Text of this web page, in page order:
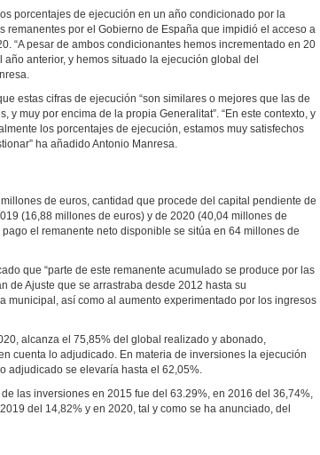
porcentajes de ejecución en un año condicionado por la
remanentes por el Gobierno de España que impidió el acceso a
“A pesar de ambos condicionantes hemos incrementado en 20
anterior, y hemos situado la ejecución global del
estas cifras de ejecución “son similares o mejores que las de
y muy por encima de la propia Generalitat”. “En este contexto, y
los porcentajes de ejecución, estamos muy satisfechos
ha añadido Antonio Manresa.
de euros, cantidad que procede del capital pendiente de
(16,88 millones de euros) y de 2020 (40,04 millones de
el remanente neto disponible se sitúa en 64 millones de
que “parte de este remanente acumulado se produce por las
de Ajuste que se arrastraba desde 2012 hasta su
municipal, así como al aumento experimentado por los ingresos
alcanza el 75,85% del global realizado y abonado,
cuenta lo adjudicado. En materia de inversiones la ejecución
adjudicado se elevaría hasta el 62,05%.
las inversiones en 2015 fue del 63.29%, en 2016 del 36,74%,
del 14,82% y en 2020, tal y como se ha anunciado, del